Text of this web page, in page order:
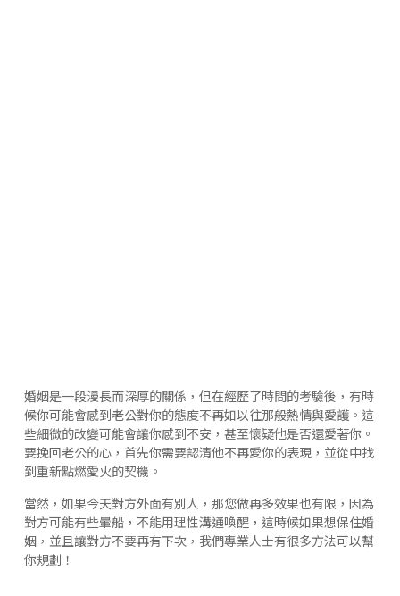
婚姻是一段漫長而深厚的關係，但在經歷了時間的考驗後，有時
候你可能會感到老公對你的態度不再如以往那般熱情與愛護。這
些細微的改變可能會讓你感到不安，甚至懷疑他是否還愛著你。
要挽回老公的心，首先你需要認清他不再愛你的表現，並從中找
到重新點燃愛火的契機。
當然，如果今天對方外面有別人，那您做再多效果也有限，因為
對方可能有些暈船，不能用理性溝通喚醒，這時候如果想保住婚
姻，並且讓對方不要再有下次，我們專業人士有很多方法可以幫
你規劃！